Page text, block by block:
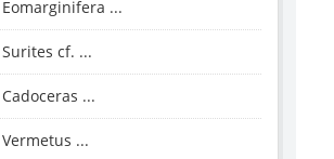
...
cf. ...
...
...